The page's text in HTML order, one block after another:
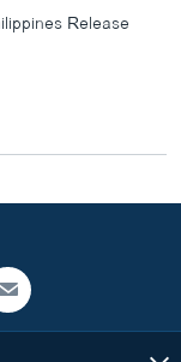
Release